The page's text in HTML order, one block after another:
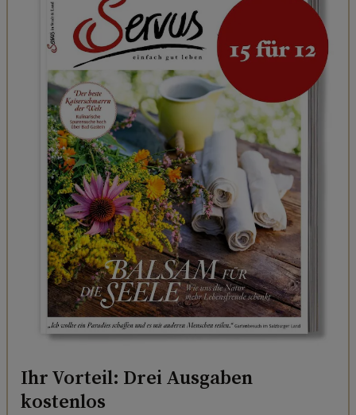
Ihr Vorteil: Drei Ausgaben
kostenlos